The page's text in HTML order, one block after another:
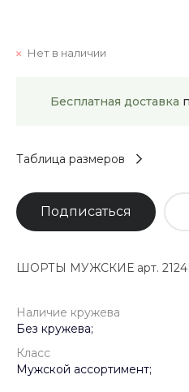
Нет в наличии
Бесплатная доставка
Таблица размеров
Подписаться
ШОРТЫ МУЖСКИЕ арт.
Наличие кружева
Без кружева;
Класс
Мужской ассортимент;